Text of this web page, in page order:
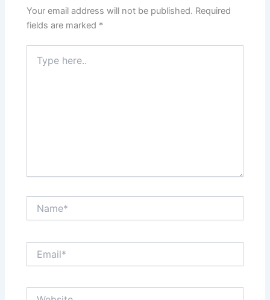
Your email address will not be published. Required
fields are marked *
here..